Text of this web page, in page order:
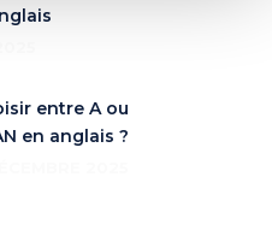
entre A ou
en anglais ?